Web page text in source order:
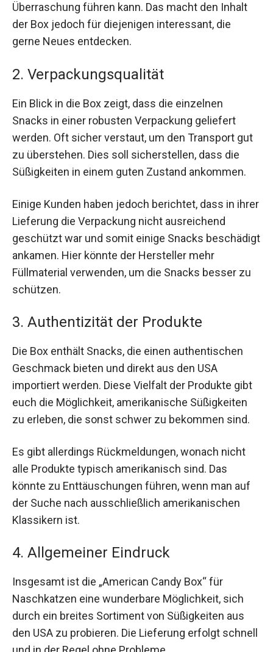
Überraschung führen kann. Das macht den Inhalt
der Box jedoch für diejenigen interessant, die
gerne Neues entdecken.
2. Verpackungsqualität
Ein Blick in die Box zeigt, dass die einzelnen
Snacks in einer robusten Verpackung geliefert
werden. Oft sicher verstaut, um den Transport gut
zu überstehen. Dies soll sicherstellen, dass die
Süßigkeiten in einem guten Zustand ankommen.
Einige Kunden haben jedoch berichtet, dass in ihrer
Lieferung die Verpackung nicht ausreichend
geschützt war und somit einige Snacks beschädigt
ankamen. Hier könnte der Hersteller mehr
Füllmaterial verwenden, um die Snacks besser zu
schützen.
3. Authentizität der Produkte
Die Box enthält Snacks, die einen authentischen
Geschmack bieten und direkt aus den USA
importiert werden. Diese Vielfalt der Produkte gibt
euch die Möglichkeit, amerikanische Süßigkeiten
zu erleben, die sonst schwer zu bekommen sind.
Es gibt allerdings Rückmeldungen, wonach nicht
alle Produkte typisch amerikanisch sind. Das
könnte zu Enttäuschungen führen, wenn man auf
der Suche nach ausschließlich amerikanischen
Klassikern ist.
4. Allgemeiner Eindruck
Insgesamt ist die „American Candy Box“ für
Naschkatzen eine wunderbare Möglichkeit, sich
durch ein breites Sortiment von Süßigkeiten aus
den USA zu probieren. Die Lieferung erfolgt schnell